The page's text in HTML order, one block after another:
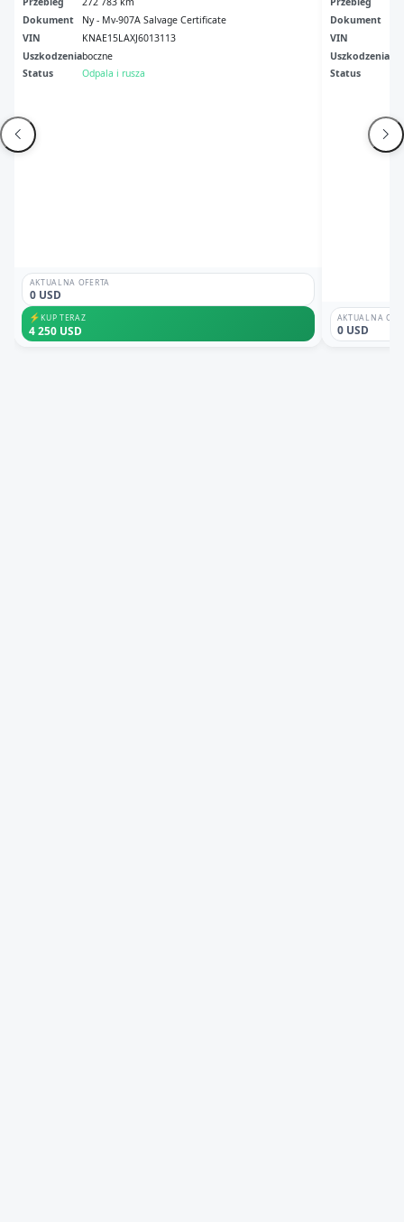
Dokument
Ny - Mv-907A Salvage Certificate
VIN
KNAE15LAXJ6013113
Uszkodzeniaboczne
Status
Odpala i rusza
AKTUALNA OFERTA
0 USD
⚡KUP TERAZ
4 250 USD
Dokument
VIN
Uszkodzenia
Status
AKTUALNA
0 USD